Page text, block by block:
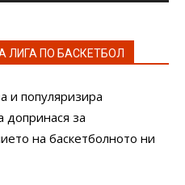
ЛИГА ПО БАСКЕТБОЛ
и популяризира
допринася за
на баскетболното ни